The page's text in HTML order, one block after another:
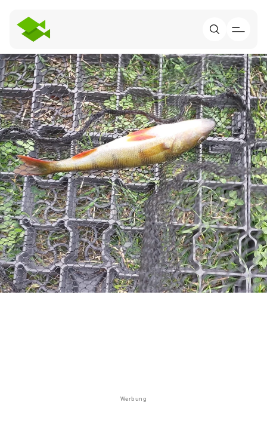
Werbung